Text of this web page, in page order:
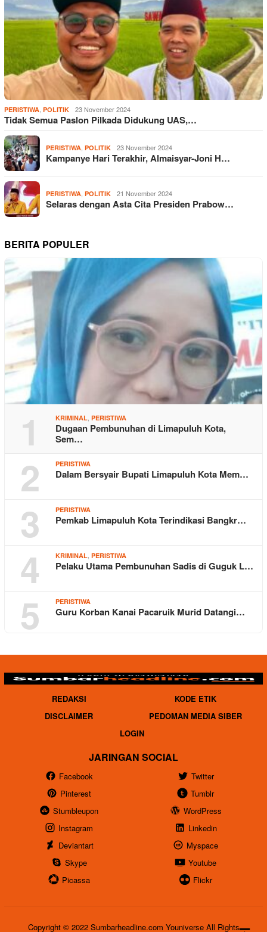
PERISTIWA POLITIK 23 November 2024
Tidak Semua Paslon Pilkada Didukung UAS,…
PERISTIWA POLITIK 23 November 2024
Kampanye Hari Terakhir, Almaisyar-Joni H…
PERISTIWA POLITIK 21 November 2024
Selaras dengan Asta Cita Presiden Prabow…
BERITA POPULER
1 KRIMINAL, PERISTIWA
Dugaan Pembunuhan di Limapuluh Kota,
Sem…
2 PERISTIWA
Dalam Bersyair Bupati Limapuluh Kota Mem…
3 PERISTIWA
Pemkab Limapuluh Kota Terindikasi Bangkr…
4 KRIMINAL, PERISTIWA
Pelaku Utama Pembunuhan Sadis di Guguk L…
5 PERISTIWA
Guru Korban Kanai Pacaruik Murid Datangi…
REDAKSI
KODE ETIK
DISCLAIMER
PEDOMAN MEDIA SIBER
LOGIN
JARINGAN SOCIAL
Facebook
Twitter
Pinterest
Tumblr
Stumbleupon
WordPress
Instagram
Linkedin
Deviantart
Myspace
Skype
Youtube
Picassa
Flickr
Copyright © 2022 Sumbarheadline.com Youniverse All Rights